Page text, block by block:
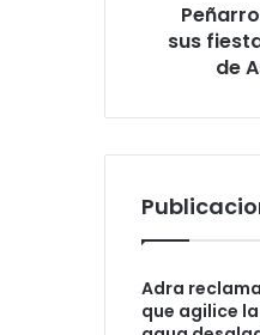
sus
de
Adra
que agilice